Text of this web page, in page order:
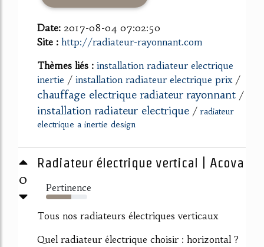
Date: 2017-08-04 07:02:50
Site : http://radiateur-rayonnant.com
Thèmes liés : installation radiateur electrique
inertie / installation radiateur electrique prix/
chauffage electrique radiateur rayonnant /
installation radiateur electrique / radiateur
electrique a inertie design
0
Radiateur électrique vertical | Acova
Pertinence
62%
Tous nos radiateurs électriques verticaux
Quel radiateur électrique choisir : horizontal ?